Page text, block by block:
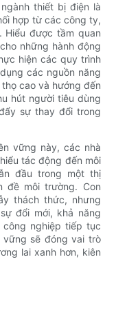
thiết bị điện là
hợp từ các công ty,
Hiểu được tầm quan
những hành động
hiện các quy trình
các nguồn năng
cao và hướng đến
hút người tiêu dùng
sự thay đổi trong
vững này, các nhà
tác động đến môi
đầu trong một thị
đề môi trường. Con
thách thức, nhưng
đổi mới, khả năng
nghiệp tiếp tục
sẽ đóng vai trò
lai xanh hơn, kiên